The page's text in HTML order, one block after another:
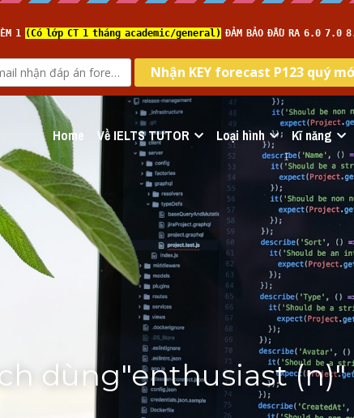
Home Về IELTS TUTOR Loại hình Kĩ năng
dùng"enthusiast